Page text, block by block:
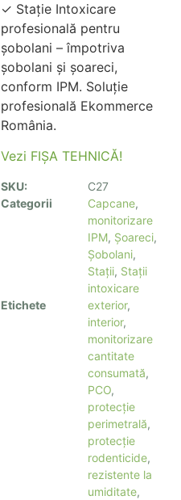
✓ Stație Intoxicare
profesională pentru
șobolani – împotriva
șobolani și șoareci,
conform IPM. Soluție
profesională Ekommerce
România.
Vezi FIȘA TEHNICĂ!
SKU:
C27
Categorii
Capcane,
monitorizare
IPM, Șoareci,
Șobolani,
Stații, Stații
intoxicare
Etichete
exterior,
interior,
monitorizare
cantitate
consumată,
PCO,
protecție
perimetrală,
protecție
rodenticide,
rezistente la
umiditate,